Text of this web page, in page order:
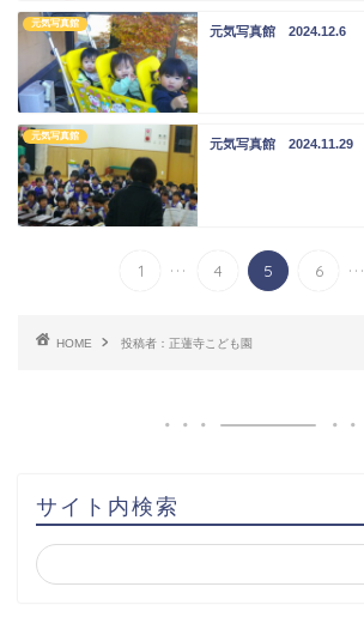
元気写真館
元気写真館 2024.12.6
元気写真館
元気写真館 2024.11.29
1 ... 4 5 6 ...
HOME 投稿者：正蓮寺こども園
サイト内検索